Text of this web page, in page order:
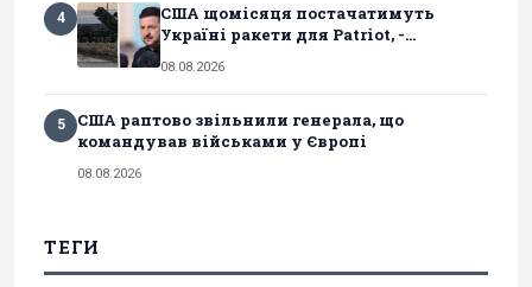
4
США щомісяця постачатимуть
Україні ракети для Patriot, -...
08.08.2026
5
США раптово звільнили генерала, що
командував військами у Європі
08.08.2026
ТЕГИ